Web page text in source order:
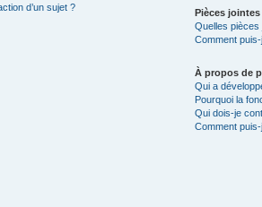
d’un sujet ?
Pièces jointes
Quelles
Comment
À propos de
Qui a
Pourquoi la
Qui dois-je
Comment